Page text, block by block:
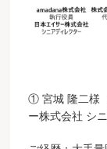
① 宮城 隆二様
ー株式会社 シ